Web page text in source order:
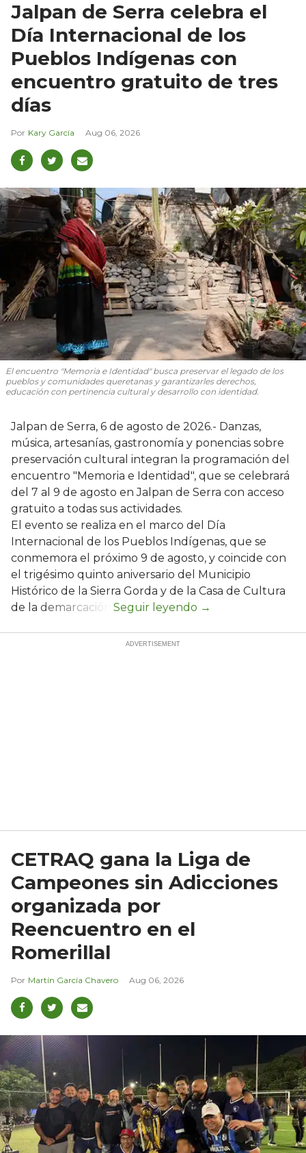
Jalpan de Serra celebra el
Día Internacional de los
Pueblos Indígenas con
encuentro gratuito de tres
días
Kary García Aug 06, 2026
El encuentro "Memoria e Identidad" busca preservar el legado de los
pueblos y comunidades queretanas y garantizarles derechos,
educación con pertinencia cultural y desarrollo con identidad.
Jalpan de Serra, 6 de agosto de 2026.- Danzas,
música, artesanías, gastronomía y ponencias sobre
preservación cultural integran la programación del
encuentro "Memoria e Identidad", que se celebrará
del 7 al 9 de agosto en Jalpan de Serra con acceso
gratuito a todas sus actividades.
El evento se realiza en el marco del Día
Internacional de los Pueblos Indígenas, que se
conmemora el próximo 9 de agosto, y coincide con
el trigésimo quinto aniversario del Municipio
Histórico de la Sierra Gorda y de la Casa de Cultura
de la demarcación.
CETRAQ gana la Liga de
Campeones sin Adicciones
organizada por
Reencuentro en el
Romerillal
Martín García Chavero Aug 06, 2026